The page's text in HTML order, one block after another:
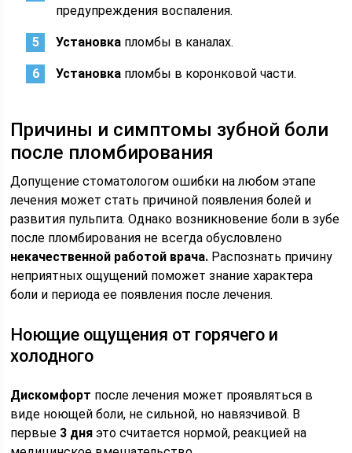
предупреждения воспаления.
Установка пломбы в каналах.
Установка пломбы в коронковой части.
Причины и симптомы зубной боли
после пломбирования
Допущение стоматологом ошибки на любом этапе
лечения может стать причиной появления болей и
развития пульпита. Однако возникновение боли в зубе
после пломбирования не всегда обусловлено
некачественной работой врача. Распознать причину
неприятных ощущений поможет знание характера
боли и периода ее появления после лечения.
Ноющие ощущения от горячего и
холодного
Дискомфорт после лечения может проявляться в
виде ноющей боли, не сильной, но навязчивой. В
первые 3 дня это считается нормой, реакцией на